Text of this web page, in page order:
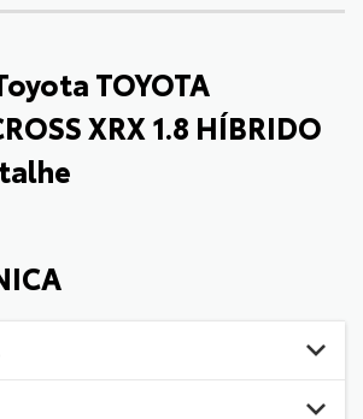
TOYOTA
XRX 1.8 HÍBRIDO